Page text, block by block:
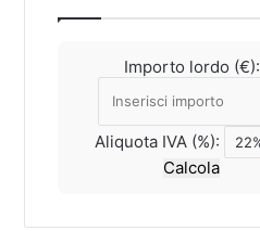
Importo lordo (€):
Aliquota IVA (%):
Calcola